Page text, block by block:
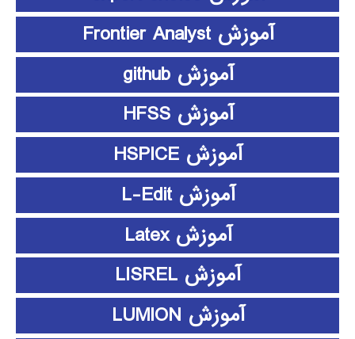
آموزش Frontier Analyst
آموزش github
آموزش HFSS
آموزش HSPICE
آموزش L-Edit
آموزش Latex
آموزش LISREL
آموزش LUMION